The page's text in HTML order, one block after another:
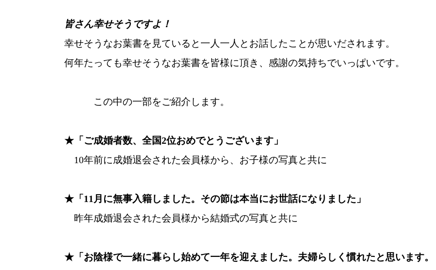
ウィッシュブログ 鹿児島店
皆さん幸せそうですよ！
幸せそうなお葉書を見ていると一人一人とお話したことが思いだされます。
何年たっても幸せそうなお葉書を皆様に頂き、感謝の気持ちでいっぱいです。
この中の一部をご紹介します。
★「ご成婚者数、全国2位おめでとうございます」
10年前に成婚退会された会員様から、お子様の写真と共に
★「11月に無事入籍しました。その節は本当にお世話になりました」
昨年成婚退会された会員様から結婚式の写真と共に
★「お陰様で一緒に暮らし始めて一年を迎えました。夫婦らしく慣れたと思います。